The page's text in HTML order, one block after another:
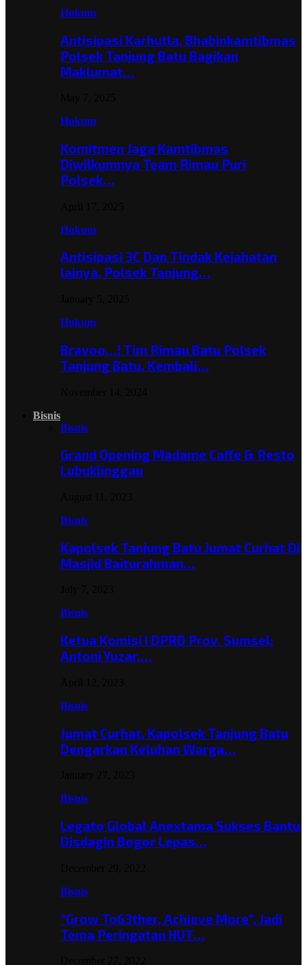
Hukum
Antisipasi Karhutla, Bhabinkamtibmas
Polsek Tanjung Batu Bagikan
Maklumat…
Hukum
Komitmen Jaga Kamtibmas
Diwilkumnya Team Rimau Puri
Polsek…
Hukum
Antisipasi 3C Dan Tindak Kejahatan
lainya, Polsek Tanjung…
Hukum
Bravoo…! Tim Rimau Batu Polsek
Tanjung Batu, Kembali…
Bisnis
Bisnis
Grand Opening Madame Caffe & Resto
Lubuklinggau
Bisnis
Kapolsek Tanjung Batu Jumat Curhat Di
Masjid Baiturahman…
Bisnis
Ketua Komisi I DPRD Prov. Sumsel;
Antoni Yuzar,…
Bisnis
Jumat Curhat, Kapolsek Tanjung Batu
Dengarkan Keluhan Warga…
Bisnis
Legato Global Anextama Sukses Bantu
Disdagin Bogor Lepas…
Bisnis
“Grow To63ther, Achieve More”, Jadi
Tema Peringatan HUT…